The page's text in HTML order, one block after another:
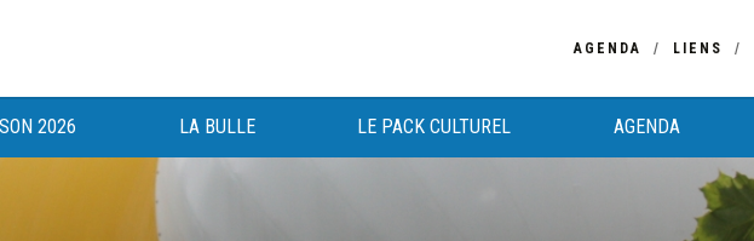
AGENDA LIENS
2026 LA BULLE LE PACK CULTUREL AGENDA